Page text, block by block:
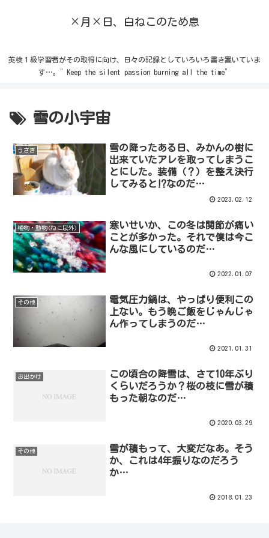
×月×日、白ねこのため息
英検１級学習者がその取得に向け、日々の記録としていろいろ書き置いていま
す…。”Keep the silent passion burning all the time”
雪の小宇宙
うさぎ
雪の降ったある日、みかんの樹に
出来ていたアレを取ってしまうこ
とにした。装備（？）を整え決行
してみると⁉︎なのだ…
2023.02.12
植物・動物(ねこ以外)
寒いせいか、この冬は関節が痛い
ことが多かった。それで僕は今こ
んな風にしているのだ…
2022.01.07
その他
電気圧力鍋は、やっぱり便利この
上ない。もう晩ご飯をじゃんじゃ
ん作ってしまうのだ…
2021.01.31
お出かけ
この頃合の降雪は、さて10年ぶり
くらいだろうか？桜の枝に雪が積
もった朝なのだ…
2020.03.29
その他
雪が積もって、大変だなあ。そう
か、これは4年振りなのだろう
か…
2018.01.23